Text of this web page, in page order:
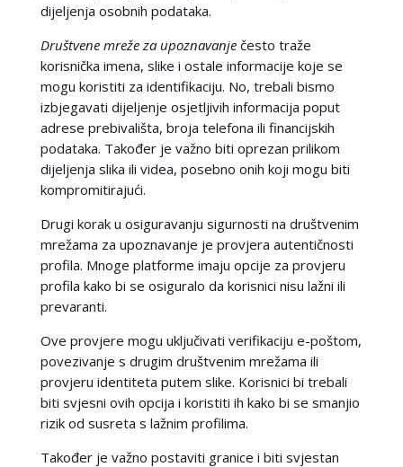
dijeljenja osobnih podataka.
Društvene mreže za upoznavanječesto traže
korisnička imena, slike i ostale informacije koje se
mogu koristiti za identifikaciju. No, trebali bismo
izbjegavati dijeljenje osjetljivih informacija poput
adrese prebivališta, broja telefona ili financijskih
podataka. Također je važno biti oprezan prilikom
dijeljenja slika ili videa, posebno onih koji mogu biti
kompromitirajući.
Drugi korak u osiguravanju sigurnosti na društvenim
mrežama za upoznavanje je provjera autentičnosti
profila. Mnoge platforme imaju opcije za provjeru
profila kako bi se osiguralo da korisnici nisu lažni ili
prevaranti.
Ove provjere mogu uključivati verifikaciju e-poštom,
povezivanje s drugim društvenim mrežama ili
provjeru identiteta putem slike. Korisnici bi trebali
biti svjesni ovih opcija i koristiti ih kako bi se smanjio
rizik od susreta s lažnim profilima.
Također je važno postaviti granice i biti svjestan